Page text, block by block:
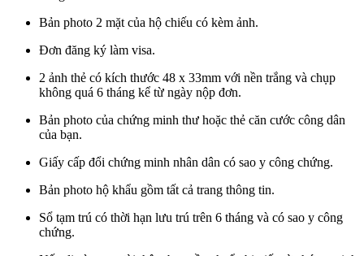
Bản photo 2 mặt của hộ chiếu có kèm ảnh.
Đơn đăng ký làm visa.
2 ảnh thẻ có kích thước 48 x 33mm với nền trắng và chụp
không quá 6 tháng kể từ ngày nộp đơn.
Bản photo của chứng minh thư hoặc thẻ căn cước công dân
của bạn.
Giấy cấp đổi chứng minh nhân dân có sao y công chứng.
Bản photo hộ khẩu gồm tất cả trang thông tin.
Sổ tạm trú có thời hạn lưu trú trên 6 tháng và có sao y công
chứng.